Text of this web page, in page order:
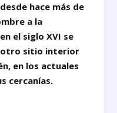
hace más de
a la
el siglo XVI se
otro sitio interior
en los actuales
cercanías.